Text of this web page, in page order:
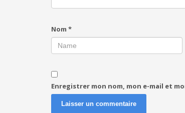
Nom *
Enregistrer mon nom, mon e-mail et